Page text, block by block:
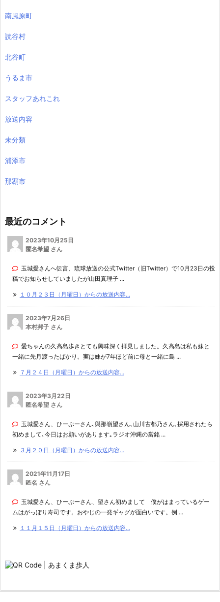
南風原町
読谷村
北谷町
うるま市
スタッフあれこれ
放送内容
未分類
浦添市
那覇市
最近のコメント
2023年10月25日
匿名希望 さん
玉城愛さんへ伝言、琉球放送の公式Twitter（旧Twitter）で10月23日の投
稿でお知らせしていましたが山田真理子 ...
１０月２３日（月曜日）からの放送内容...
2023年7月26日
本村邦子 さん
愛ちゃんの久高島歩きとても興味深く拝見しました。久高島は私も妹と
一緒に先月渡ったばかり。実は妹が7年ほど前に母と一緒に島 ...
７月２４日（月曜日）からの放送内容...
2023年3月22日
匿名希望 さん
玉城愛さん、ひーぷーさん､與那嶺望さん､山川古都乃さん､採用されたら
初めまして､今日はお願いがあります｡ラジオ沖縄の當銘 ...
３月２０日（月曜日）からの放送内容...
2021年11月17日
匿名 さん
玉城愛さん、ひーぷーさん、望さん初めまして 僕がはまっているゲー
ムはがっぽり寿司です。おやじの一発ギャグが面白いです。例 ...
１１月１５日（月曜日）からの放送内容...